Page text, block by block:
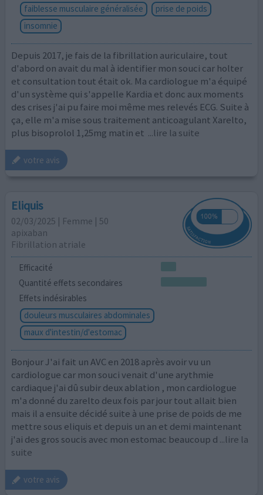
faiblesse musculaire généralisée
prise de poids
insomnie
Depuis 2017, je fais de la fibrillation auriculaire, tout
d'abord on avait du mal à identifier mon souci car holter
et consultation tout était ok. Ma cardiologue m'a équipé
d'un système qui s'appelle Kardia et donc aux moments
des crises j'ai pu faire moi même mes relevés ECG. Suite à
ça, elle m'a mise sous traitement anticoagulant Xarelto,
plus bisoprolol 1,25mg matin et ...lire la suite
votre avis
Eliquis
02/03/2025 | Femme | 50
apixaban
Fibrillation atriale
Efficacité
Quantité effets secondaires
Effets indésirables
douleurs musculaires abdominales
maux d'intestin/d'estomac
Bonjour J'ai fait un AVC en 2018 après avoir vu un
cardiologue car mon souci venait d'une arythmie
cardiaque j'ai dû subir deux ablation , mon cardiologue
m'a donné du zarelto deux fois par jour tout allait bien
mais il a ensuite décidé suite à une prise de poids de me
mettre sous eliquis et depuis un an et demi maintenant
j'ai des gros soucis avec mon estomac beaucoup d ...lire la
suite
votre avis